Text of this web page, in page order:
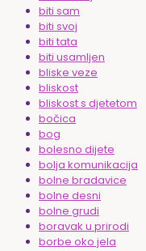
biti sam
biti svoj
biti tata
biti usamljen
bliske veze
bliskost
bliskost s djetetom
bočica
bog
bolesno dijete
bolja komunikacija
bolne bradavice
bolne desni
bolne grudi
boravak u prirodi
borbe oko jela